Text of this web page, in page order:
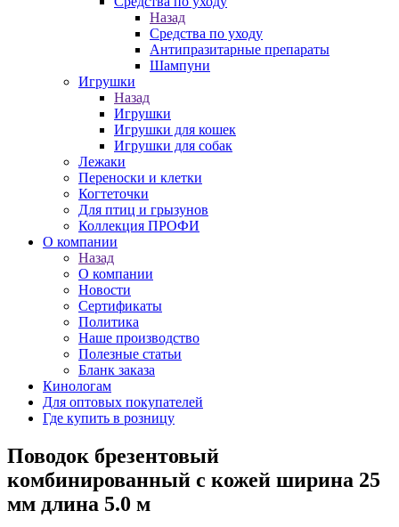
Назад
Средства по уходу
Антипразитарные препараты
Шампуни
Игрушки
Назад
Игрушки
Игрушки для кошек
Игрушки для собак
Лежаки
Переноски и клетки
Когтеточки
Для птиц и грызунов
Коллекция ПРОФИ
О компании
Назад
О компании
Новости
Сертификаты
Политика
Наше производство
Полезные статьи
Бланк заказа
Кинологам
Для оптовых покупателей
Где купить в розницу
Поводок брезентовый
комбинированный с кожей ширина 25
мм длина 5.0 м